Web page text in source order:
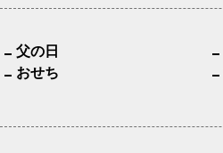
父の日
おせち